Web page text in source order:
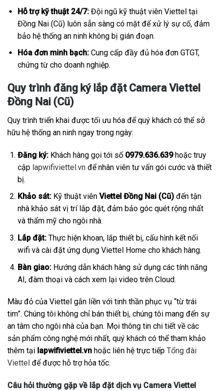
Hỗ trợ kỹ thuật 24/7:Đội ngũ kỹ thuật viên Viettel tại
Đồng Nai (Cũ) luôn sẵn sàng có mặt để xử lý sự cố, đảm
bảo hệ thống an ninh không bị gián đoạn.
Hóa đơn minh bạch:Cung cấp đầy đủ hóa đơn GTGT,
chứng từ cho doanh nghiệp.
Quy trình đăng ký lắp đặt Camera Viettel
Đồng Nai (Cũ)
Quy trình triển khai được tối ưu hóa để quý khách có thể sở
hữu hệ thống an ninh ngay trong ngày:
Đăng ký:Khách hàng gọi tới số 0979.636.639hoặc truy
cập lapwifiviettel.vnđể nhân viên tư vấn gói cước và thiết
bị.
Khảo sát:Kỹ thuật viên Viettel Đồng Nai (Cũ)đến tận
nhà khảo sát vị trí lắp đặt, đảm bảo góc quét rộng nhất
và thẩm mỹ cho ngôi nhà.
Lắp đặt:Thực hiện khoan, lắp thiết bị, cấu hình kết nối
wifi và cài đặt ứng dụng Viettel Home cho khách hàng.
Bàn giao:Hướng dẫn khách hàng sử dụng các tính năng
AI, đàm thoại và cách xem lại video trên Cloud.
Màu đỏ của Viettel gắn liền với tinh thần phục vụ “từ trái
tim”. Chúng tôi không chỉ bán thiết bị, chúng tôi mang đến sự
an tâm cho ngôi nhà của bạn. Mọi thông tin chi tiết về các
sản phẩm công nghệ mới nhất, quý khách có thể tham khảo
thêm tại lapwifiviettel.vn hoặc liên hệ trực tiếp Tổng đài
Viettel để được hỗ trợ hỏa tốc.
Câu hỏi thường gặp về lắp đặt dịch vụ Camera Viettel